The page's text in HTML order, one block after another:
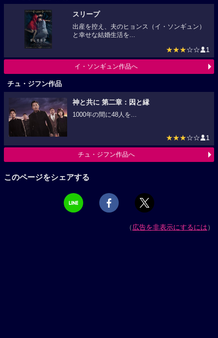
スリープ
出産を控え、夫のヒョンス（イ・ソンギュン）
と幸せな結婚生活を...
★★★☆☆ 1
イ・ソンギュン作品へ
チュ・ジフン作品
神と共に 第二章：因と縁
1000年の間に48人を...
★★★☆☆ 1
チュ・ジフン作品へ
このページをシェアする
（広告を非表示にするには）